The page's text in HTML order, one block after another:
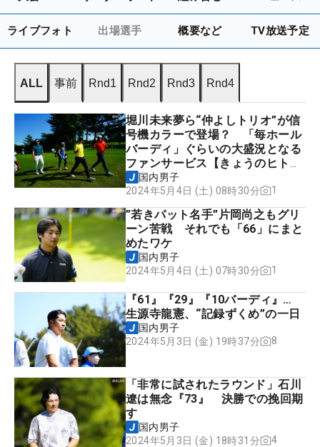
ライブフォト 出場選手 概要など TV放送予定
ALL 事前 Rnd1 Rnd2 Rnd3 Rnd4
堀川未来夢ら“仲よしトリオ”が信
号機カラーで登場？ 「毎ホール
バーディ」ぐらいの大盛況となる
ファンサービス【きょうのヒトネ
タ！】
国内男子
2024年5月4日 (土) 08時30分
1
”若きパット名手”片岡尚之もグリ
ーン苦戦 それでも「66」にまと
めたワケ
国内男子
2024年5月4日 (土) 07時30分
1
『61』『29』『10バーディ』…
生源寺龍憲、“記録ずくめ”の一日
国内男子
2024年5月3日 (金) 19時37分
8
「非常に試されたラウンド」石川
遼は無念『73』 決勝での挽回期
す
国内男子
2024年5月3日 (金) 18時31分
4